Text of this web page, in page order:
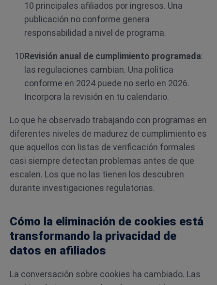
10 principales afiliados por ingresos. Una
publicación no conforme genera
responsabilidad a nivel de programa.
Revisión anual de cumplimiento programada:
las regulaciones cambian. Una política
conforme en 2024 puede no serlo en 2026.
Incorpora la revisión en tu calendario.
Lo que he observado trabajando con programas en
diferentes niveles de madurez de cumplimiento es
que aquellos con listas de verificación formales
casi siempre detectan problemas antes de que
escalen. Los que no las tienen los descubren
durante investigaciones regulatorias.
Cómo la eliminación de cookies está
transformando la privacidad de
datos en afiliados
La conversación sobre cookies ha cambiado. Las